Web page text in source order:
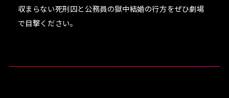
収まらない死刑囚と公務員の獄中結婚の行方をぜひ劇場
で目撃ください。